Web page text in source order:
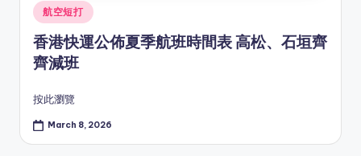
Posted
in
航空短打
香港快運公佈夏季航班時間表 高松、石垣齊
齊減班
按此瀏覽
March 8, 2026